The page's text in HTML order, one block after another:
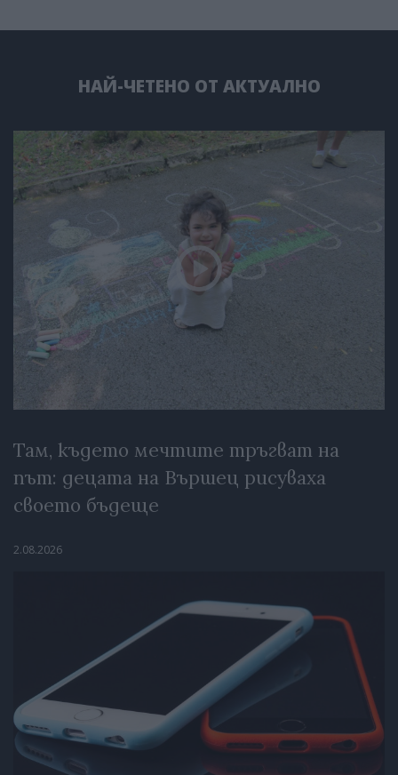
НАЙ-ЧЕТЕНО ОТ АКТУАЛНО
Там, където мечтите тръгват на
път: децата на Вършец рисуваха
своето бъдеще
2.08.2026